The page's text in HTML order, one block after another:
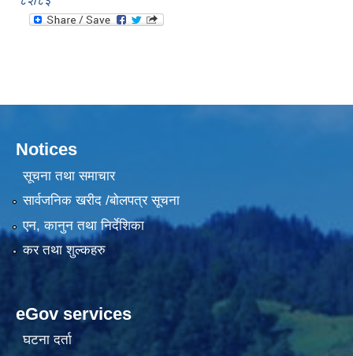
Notices
सूचना तथा समाचार
सार्वजनिक खरीद /बोलपत्र सूचना
एन, कानुन तथा निर्देशिका
कर तथा शुल्कहरु
eGov services
घटना दर्ता